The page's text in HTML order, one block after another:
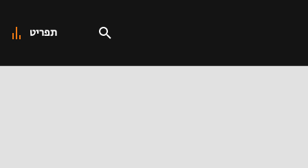
תפריט